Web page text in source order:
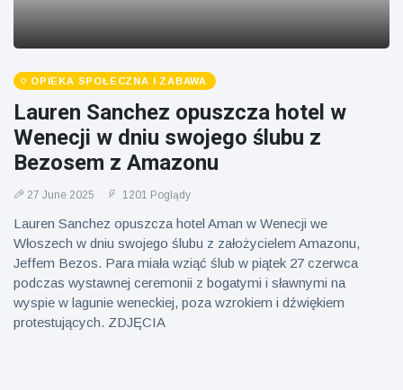
OPIEKA SPOŁECZNA I ZABAWA
Lauren Sanchez opuszcza hotel w
Wenecji w dniu swojego ślubu z
Bezosem z Amazonu
27 June 2025 1201 Poglądy
Lauren Sanchez opuszcza hotel Aman w Wenecji we
Włoszech w dniu swojego ślubu z założycielem Amazonu,
Jeffem Bezos. Para miała wziąć ślub w piątek 27 czerwca
podczas wystawnej ceremonii z bogatymi i sławnymi na
wyspie w lagunie weneckiej, poza wzrokiem i dźwiękiem
protestujących. ZDJĘCIA